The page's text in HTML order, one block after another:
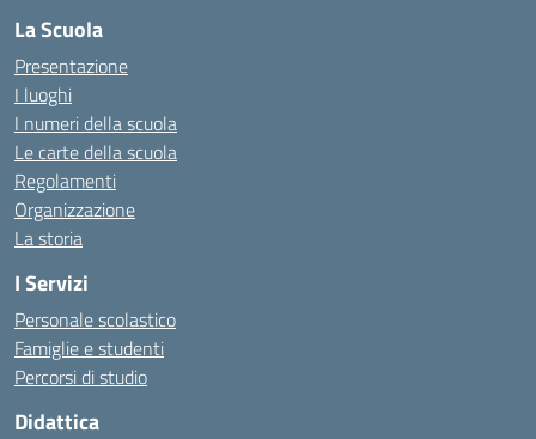
La Scuola
Presentazione
I luoghi
I numeri della scuola
Le carte della scuola
Regolamenti
Organizzazione
La storia
I Servizi
Personale scolastico
Famiglie e studenti
Percorsi di studio
Didattica